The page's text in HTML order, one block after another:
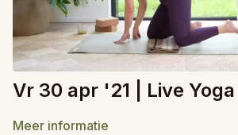
Vr 30 apr '21 | Live Yoga
Meer informatie